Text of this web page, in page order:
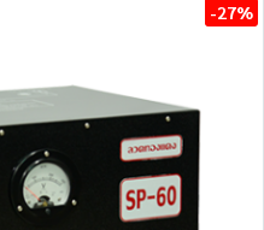
-27%